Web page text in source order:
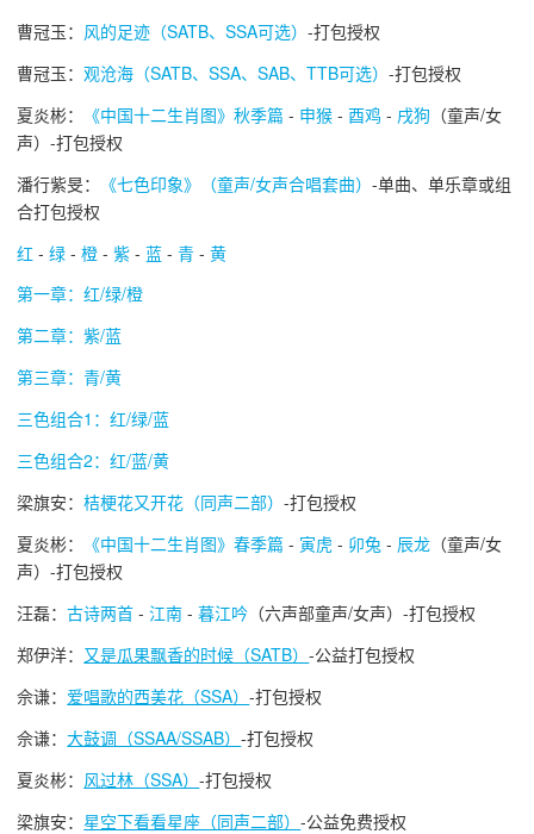
曹冠玉： 风的足迹（SATB、SSA可选）-打包授权
曹冠玉：观沧海（SATB、SSA、SAB、TTB可选）-打包授权
夏炎彬：
《中国十二生肖图》秋季篇 - 申猴 -酉鸡 - 戌狗 （童声/女
声）-打包授权
潘行紫旻：
《七色印象》（童声/女声合唱套曲）-单曲、单乐章或组
合打包授权
红 -绿 -橙 -紫 -蓝 -青 -黄
第一章：红/绿/橙
第二章：紫/蓝
第三章：青/黄
三色组合1：红/绿/蓝
三色组合2：红/蓝/黄
梁旗安：桔梗花又开花（同声二部）-打包授权
夏炎彬：
《中国十二生肖图》春季篇 - 寅虎 - 卯兔 - 辰龙 （童声/女
声）-打包授权
汪磊：古诗两首 -江南 -暮江吟 （六声部童声/女声）-打包授权
郑伊洋： 又是瓜果飘香的时候（SATB）-公益打包授权
佘谦： 爱唱歌的西美花（SSA）-打包授权
佘谦：大鼓调（SSAA/SSAB）-打包授权
夏炎彬： 风过林（SSA）-打包授权
梁旗安： 星空下看看星座（同声二部）-公益免费授权